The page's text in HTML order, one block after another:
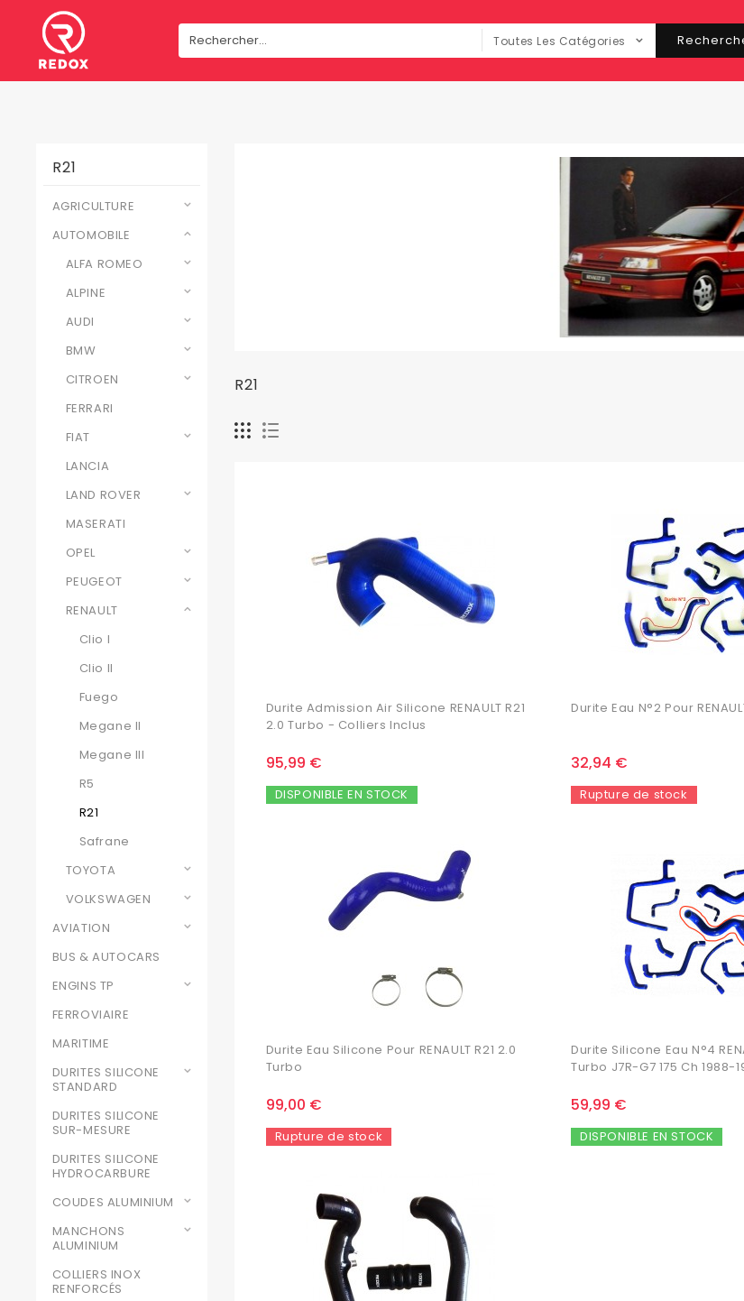
Toutes Les Catégories
R21
AGRICULTURE
AUTOMOBILE
ALFA ROMEO
ALPINE
AUDI
BMW
CITROEN
FERRARI
FIAT
LANCIA
LAND ROVER
MASERATI
OPEL
PEUGEOT
RENAULT
Clio I
Clio II
Fuego
Megane II
Megane III
R5
R21
Safrane
TOYOTA
VOLKSWAGEN
AVIATION
BUS & AUTOCARS
ENGINS TP
FERROVIAIRE
MARITIME
DURITES SILICONE
STANDARD
DURITES SILICONE
SUR-MESURE
DURITES SILICONE
HYDROCARBURE
COUDES ALUMINIUM
MANCHONS
ALUMINIUM
COLLIERS INOX
RENFORCÉS
R21
Durite Admission Air Silicone RENAULT R21
2.0 Turbo - Colliers Inclus
95,99 €
DISPONIBLE EN STOCK
Durite Eau N°2 Pour
32,94 €
Rupture de stock
Durite Eau Silicone Pour RENAULT R21 2.0
Turbo
99,00 €
Rupture de stock
Durite Silicone Eau N°4
Turbo J7R-G7 175 Ch 1988-
59,99 €
DISPONIBLE EN STOCK